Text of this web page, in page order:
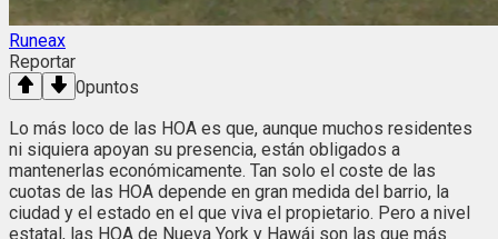
Runeax
Reportar
0puntos
Lo más loco de las HOA es que, aunque muchos residentes
ni siquiera apoyan su presencia, están obligados a
mantenerlas económicamente. Tan solo el coste de las
cuotas de las HOA depende en gran medida del barrio, la
ciudad y el estado en el que viva el propietario. Pero a nivel
estatal, las HOA de Nueva York y Hawái son las que más